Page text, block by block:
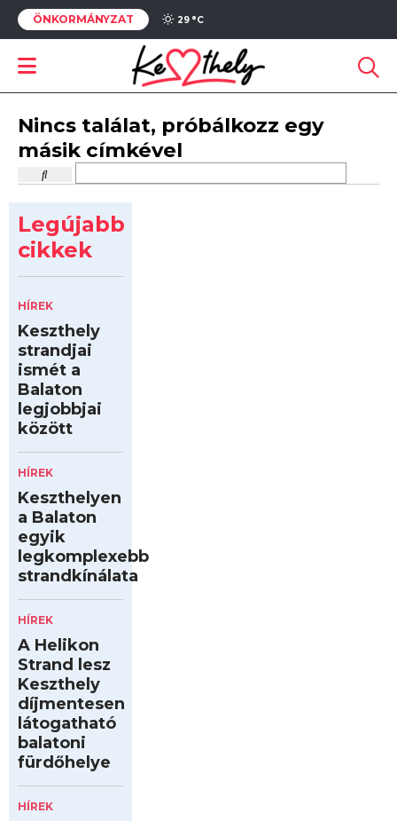
ÖNKORMÁNYZAT 29 °C
Nincs találat, próbálkozz egy
másik címkével
Legújabb
cikkek
HÍREK
Keszthely
strandjai
ismét a
Balaton
legjobbjai
között
HÍREK
Keszthelyen
a Balaton
egyik
legkomplexebb
strandkínálata
HÍREK
A Helikon
Strand lesz
Keszthely
díjmentesen
látogatható
balatoni
fürdőhelye
HÍREK